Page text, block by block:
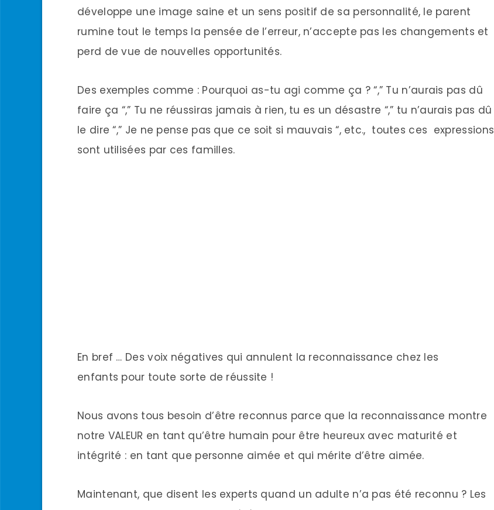
développe une image saine et un sens positif de sa personnalité, le parent
rumine tout le temps la pensée de l’erreur, n’accepte pas les changements et
perd de vue de nouvelles opportunités.
Des exemples comme : Pourquoi as-tu agi comme ça ? “,” Tu n’aurais pas dû
faire ça “,” Tu ne réussiras jamais à rien, tu es un désastre “,” tu n’aurais pas dû
le dire “,” Je ne pense pas que ce soit si mauvais “, etc., toutes ces expressions
sont utilisées par ces familles.
En bref … Des voix négatives qui annulent la reconnaissance chez les
enfants pour toute sorte de réussite !
Nous avons tous besoin d’être reconnus parce que la reconnaissance montre
notre VALEUR en tant qu’être humain pour être heureux avec maturité et
intégrité : en tant que personne aimée et qui mérite d’être aimée.
Maintenant, que disent les experts quand un adulte n’a pas été reconnu ? Les